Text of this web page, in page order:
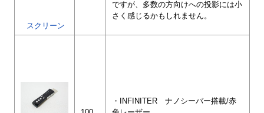
スクリーン
ですが、多数の方向けへの投影には小
さく感じるかもしれません。
・INFINITER ナノシーバー搭載/赤